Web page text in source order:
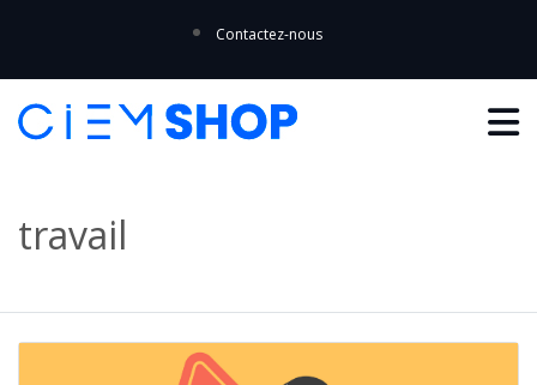
Contactez-nous
travail